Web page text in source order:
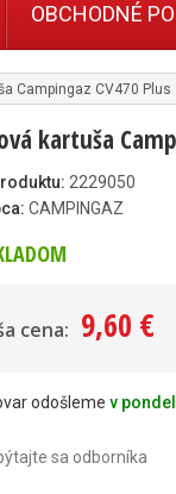
Campingaz CV470 Plus
kartuša
2229050
CAMPINGAZ
cena: 9,60 €
odošleme v
sa odborníka
OBCHODNÉ